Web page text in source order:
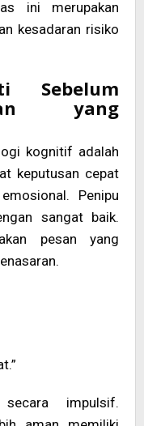
ini merupakan
kesadaran risiko
Sebelum
yang
kognitif adalah
keputusan cepat
Penipu
sangat baik.
pesan yang
impulsif.